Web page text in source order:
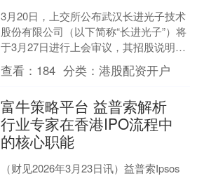
3月20日，上交所公布武汉长进光子技术
股份有限公司（以下简称“长进光子”）将
于3月27日进行上会审议，其招股说明书
材料向市场呈现了一家技术驱动型企业
的成长路径：....
查看： 184 分类：港股配资开户
富牛策略平台 益普索解析
行业专家在香港IPO流程中
的核心职能
（财见2026年3月23日讯）益普索Ipsos